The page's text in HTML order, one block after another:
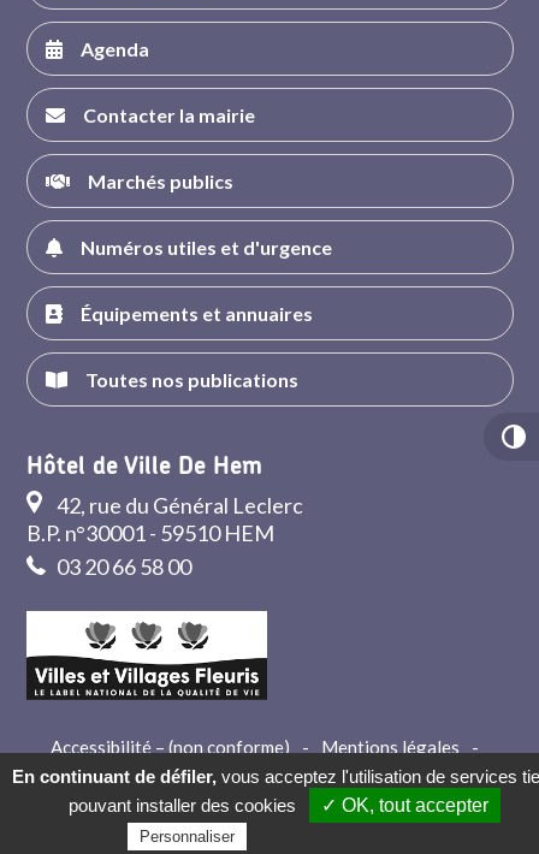
Agenda
Contacter la mairie
Marchés publics
Numéros utiles et d'urgence
Équipements et annuaires
Toutes nos publications
Hôtel de Ville De Hem
42, rue du Général Leclerc
B.P. n°30001 - 59510 HEM
03 20 66 58 00
Accessibilité – (non conforme) - Mentions légales
-
Crédits
- Contact
En continuant de défiler, vous acceptez l'utilisation de services
pouvant installer des cookies
✓ OK, tout accepter
Personnaliser